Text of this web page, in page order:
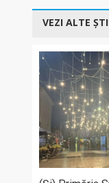
VEZI ALTE